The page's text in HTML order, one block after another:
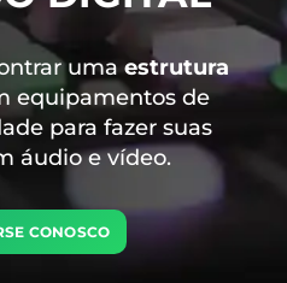
uma estrutura
equipamentos de
para fazer suas
áudio e vídeo.
CONOSCO